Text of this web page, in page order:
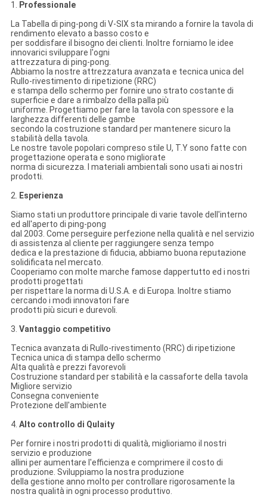
1. Professionale
La Tabella di ping-pong di V-SIX sta mirando a fornire la tavola di
rendimento elevato a basso costo e
per soddisfare il bisogno dei clienti. Inoltre forniamo le idee
innovarici sviluppare l'ogni
attrezzatura di ping-pong.
Abbiamo la nostre attrezzatura avanzata e tecnica unica del
Rullo-rivestimento di ripetizione (RRC)
e stampa dello schermo per fornire uno strato costante di
superficie e dare a rimbalzo della palla più
uniforme. Progettiamo per fare la tavola con spessore e la
larghezza differenti delle gambe
secondo la costruzione standard per mantenere sicuro la
stabilità della tavola.
Le nostre tavole popolari compreso stile U, T.Y sono fatte con
progettazione operata e sono migliorate
norma di sicurezza. I materiali ambientali sono usati ai nostri
prodotti.
2. Esperienza
Siamo stati un produttore principale di varie tavole dell'interno
ed all'aperto di ping-pong
dal 2003. Come perseguire perfezione nella qualità e nel servizio
di assistenza al cliente per raggiungere senza tempo
dedica e la prestazione di fiducia, abbiamo buona reputazione
solidificata nel mercato.
Cooperiamo con molte marche famose dappertutto ed i nostri
prodotti progettati
per rispettare la norma di U.S.A. e di Europa. Inoltre stiamo
cercando i modi innovatori fare
prodotti più sicuri e durevoli.
3. Vantaggio competitivo
Tecnica avanzata di Rullo-rivestimento (RRC) di ripetizione
Tecnica unica di stampa dello schermo
Alta qualità e prezzi favorevoli
Costruzione standard per stabilità e la cassaforte della tavola
Migliore servizio
Consegna conveniente
Protezione dell'ambiente
4. Alto controllo di Qulaity
Per fornire i nostri prodotti di qualità, miglioriamo il nostri
servizio e produzione
allini per aumentare l'efficienza e comprimere il costo di
produzione. Sviluppiamo la nostra produzione
della gestione anno molto per controllare rigorosamente la
nostra qualità in ogni processo produttivo.